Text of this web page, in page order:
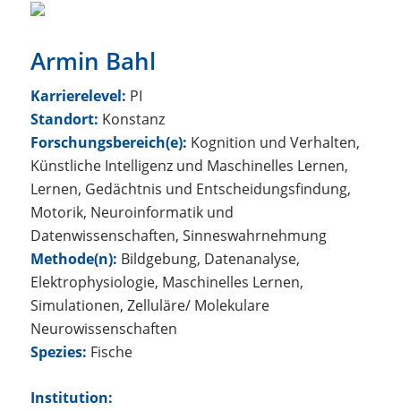
Armin Bahl
Karrierelevel: PI
Standort: Konstanz
Forschungsbereich(e): Kognition und Verhalten,
Künstliche Intelligenz und Maschinelles Lernen,
Lernen, Gedächtnis und Entscheidungsfindung,
Motorik, Neuroinformatik und
Datenwissenschaften, Sinneswahrnehmung
Methode(n): Bildgebung, Datenanalyse,
Elektrophysiologie, Maschinelles Lernen,
Simulationen, Zelluläre/ Molekulare
Neurowissenschaften
Spezies: Fische
Institution: